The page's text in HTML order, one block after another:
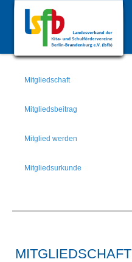
Mitgliedschaft
Mitgliedsbeitrag
Mitglied werden​
Mitgliedsurkunde​
MITGLIEDSCHAFT